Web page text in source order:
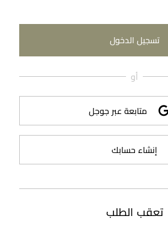
تسجيل الدخول
أو
متابعة عبر جوجل
إنشاء حسابك
تعقب الطلب